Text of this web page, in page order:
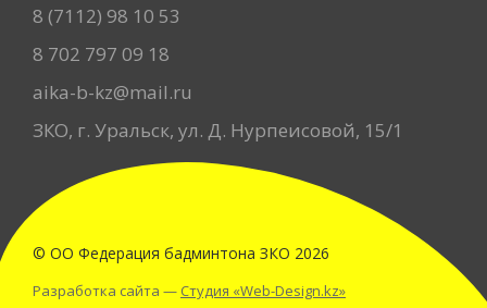
8 (7112) 98 10 53
8 702 797 09 18
aika-b-kz@mail.ru
ЗКО, г. Уральск, ул. Д. Нурпеисовой, 15/1
© ОО Федерация бадминтона ЗКО 2026
Разработка сайта — Студия «Web-Design.kz»